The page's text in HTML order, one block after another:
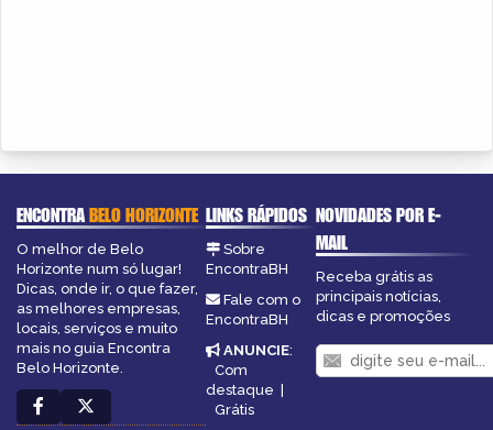
ENCONTRABELO HORIZONTE
O melhor de Belo
Horizonte num só lugar!
Dicas, onde ir, o que fazer,
as melhores empresas,
locais, serviços e muito
mais no guia Encontra
Belo Horizonte.
LINKS RÁPIDOS
Sobre
EncontraBH
Fale com o
EncontraBH
ANUNCIE:
Com
destaque |
Grátis
NOVIDADES POR E-
MAIL
Receba grátis as
principais notícias,
dicas e promoções